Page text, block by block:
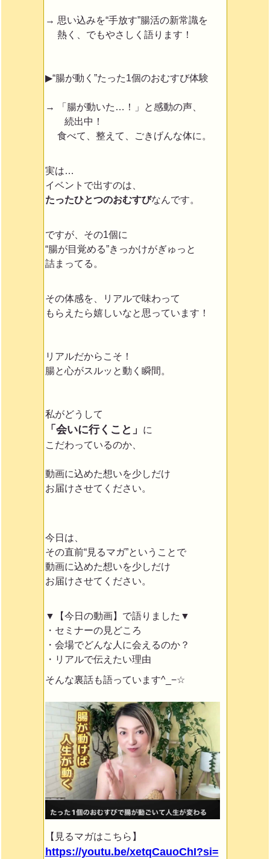
→ 思い込みを“手放す”腸活の新常識を
熱く、でもやさしく語ります！
▶“腸が動く”たった1個のおむすび体験
→ 「腸が動いた…！」と感動の声、
続出中！
食べて、整えて、ごきげんな体に。
実は…
イベントで出すのは、
たったひとつのおむすびなんです。
ですが、その1個に
“腸が目覚める”きっかけがぎゅっと
詰まってる。
その体感を、リアルで味わって
もらえたら嬉しいなと思っています！
リアルだからこそ！
腸と心がスルッと動く瞬間。
私がどうして
「会いに行くこと」
に
こだわっているのか、
動画に込めた想いを少しだけ
お届けさせてください。
今日は、
その直前“見るマガ”ということで
動画に込めた想いを少しだけ
お届けさせてください。
▼【今日の動画】で語りました▼
・セミナーの見どころ
・会場でどんな人に会えるのか？
・リアルで伝えたい理由
そんな裏話も語っています^_−☆
【見るマガはこちら】
https://youtu.be/xetqCauoChI?si=